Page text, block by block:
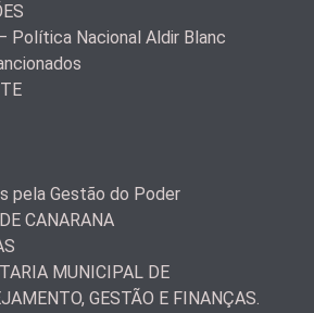
Política Nacional Aldir Blanc
pela Gestão do Poder
CANARANA
MUNICIPAL DE
GESTÃO E FINANÇAS.